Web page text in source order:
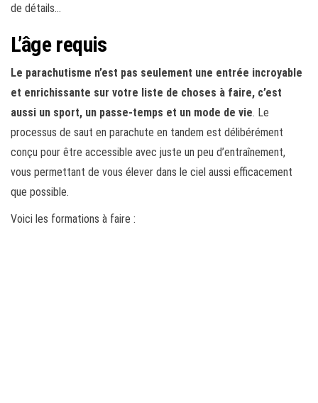
de détails…
L’âge requis
Le parachutisme n’est pas seulement une entrée incroyable
et enrichissante sur votre liste de choses à faire, c’est
aussi un sport, un passe-temps et un mode de vie. Le
processus de saut en parachute en tandem est délibérément
conçu pour être accessible avec juste un peu d’entraînement,
vous permettant de vous élever dans le ciel aussi efficacement
que possible.
Voici les formations à faire :